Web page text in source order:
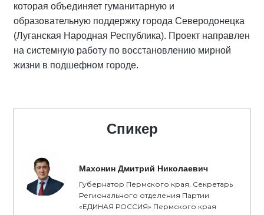
которая объединяет гуманитарную и
образовательную поддержку города Северодонецка
(Луганская Народная Республика). Проект направлен
на системную работу по восстановлению мирной
жизни в подшефном городе.
Спикер
Махонин Дмитрий Николаевич
Губернатор Пермского края, Секретарь
Регионального отделения Партии
«ЕДИНАЯ РОССИЯ» Пермского края